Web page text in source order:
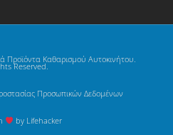
Προϊόντα Καθαρισμού Αυτοκινήτου.
Reserved.
Προσωπικών Δεδομένων
by Lifehacker